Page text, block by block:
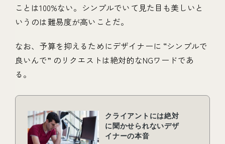
ことは100%ない。シンプルでいて見た目も美しいと
いうのは難易度が高いことだ。
なお、予算を抑えるためにデザイナーに “シンプルで
良いんで” のリクエストは絶対的なNGワードであ
る。